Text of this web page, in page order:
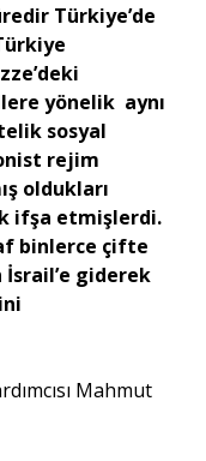
Türkiye’de
yönelik aynı
sosyal
rejim
oldukları
ifşa etmişlerdi.
binlerce çifte
giderek
Mahmut